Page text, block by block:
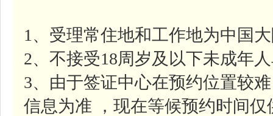
1、受理常住地和工作地为中国
2、不接受18周岁及以下未成年
3、由于签证中心在预约位置较
信息为准 ，现在等候预约时间